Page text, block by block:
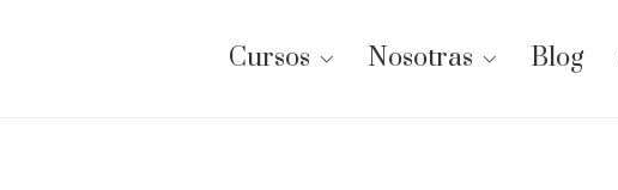
Cursos Nosotras Blog